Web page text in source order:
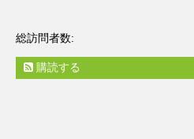
総訪問者数:
購読する